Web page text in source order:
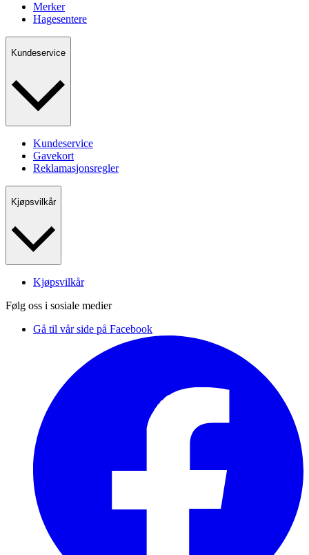
Merker
Hagesentere
Kundeservice
Kundeservice
Gavekort
Reklamasjonsregler
Kjøpsvilkår
Kjøpsvilkår
Følg oss i sosiale medier
Gå til vår side på Facebook